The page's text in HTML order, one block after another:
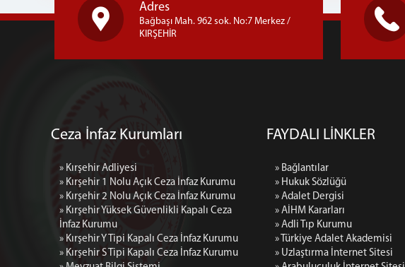
Adres
Bağbaşı Mah. 962 sok. No:7 Merkez /
KIRŞEHİR
Ceza İnfaz Kurumları
» Kırşehir Adliyesi
» Kırşehir 1 Nolu Açık Ceza İnfaz Kurumu
» Kırşehir 2 Nolu Açık Ceza İnfaz Kurumu
» Kırşehir Yüksek Güvenlikli Kapalı Ceza
İnfaz Kurumu
» Kırşehir Y Tipi Kapalı Ceza İnfaz Kurumu
» Kırşehir S Tipi Kapalı Ceza İnfaz Kurumu
FAYDALI LİNKLER
» Bağlantılar
» Hukuk Sözlüğü
» Adalet Dergisi
» AİHM Kararları
» Adli Tıp Kurumu
» Türkiye Adalet Akademisi
» Uzlaştırma İnternet Sitesi